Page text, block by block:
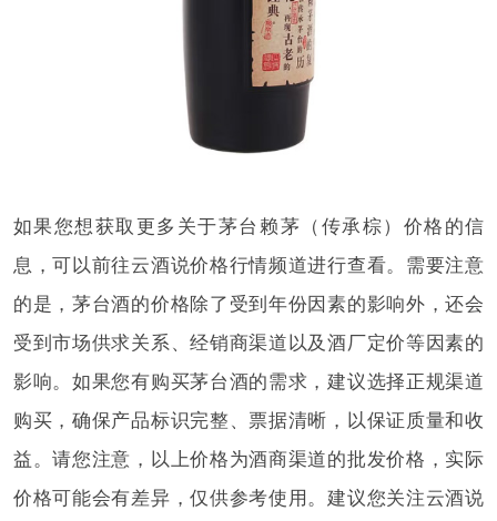
如果您想获取更多关于茅台赖茅（传承棕）价格的信
息，可以前往云酒说价格行情频道进行查看。需要注意
的是，茅台酒的价格除了受到年份因素的影响外，还会
受到市场供求关系、经销商渠道以及酒厂定价等因素的
影响。如果您有购买茅台酒的需求，建议选择正规渠道
购买，确保产品标识完整、票据清晰，以保证质量和收
益。请您注意，以上价格为酒商渠道的批发价格，实际
价格可能会有差异，仅供参考使用。建议您关注云酒说